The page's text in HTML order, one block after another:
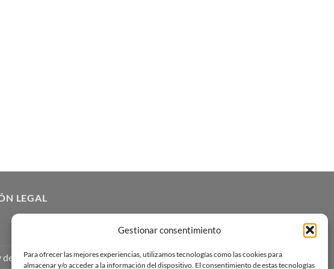
Gestionar consentimiento
Para ofrecer las mejores experiencias, utilizamos tecnologías como las cookies para
almacenar y/o acceder a la información del dispositivo. El consentimiento de estas tecnologías
LEGAL
devoluciones